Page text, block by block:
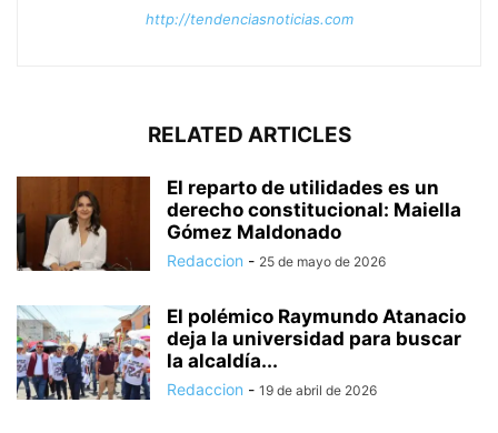
http://tendenciasnoticias.com
RELATED ARTICLES
El reparto de utilidades es un
derecho constitucional: Maiella
Gómez Maldonado
Redaccion - 25 de mayo de 2026
El polémico Raymundo Atanacio
deja la universidad para buscar
la alcaldía...
Redaccion - 19 de abril de 2026